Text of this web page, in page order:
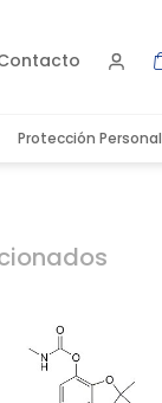
Protección Personal